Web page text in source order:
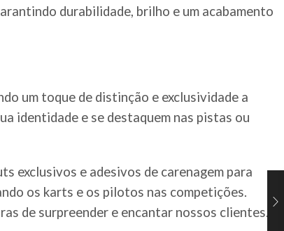
durabilidade, brilho e um acabamento
um toque de distinção e exclusividade a
identidade e se destaquem nas pistas ou
exclusivos e adesivos de carenagem para
os karts e os pilotos nas competições.
de surpreender e encantar nossos clientes.